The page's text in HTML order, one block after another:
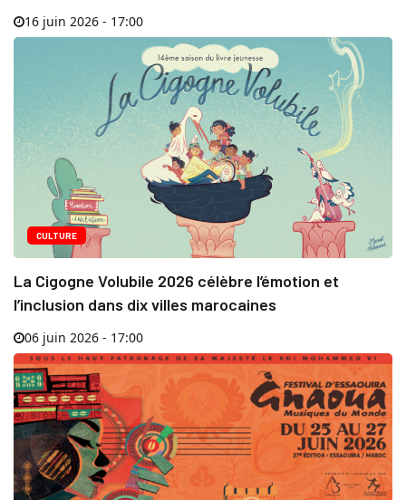
16 juin 2026 - 17:00
CULTURE
La Cigogne Volubile 2026 célèbre l’émotion et
l’inclusion dans dix villes marocaines
06 juin 2026 - 17:00